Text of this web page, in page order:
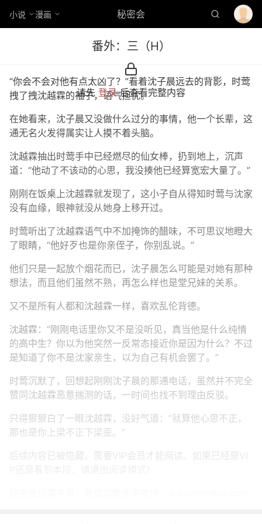
小说 漫画 秘密会
番外：三（H）
“你会不会对他有点太凶了？”看着沈子晨远去的背影，时莺
拽了拽沈越霖的袖子，语气担忧。
在她看来，沈子晨又没做什么过分的事情，他一个长辈，这
通无名火发得属实让人摸不着头脑。
沈越霖抽出时莺手中已经燃尽的仙女棒，扔到地上，沉声
道：“他动了不该动的心思，我没揍他已经算宽宏大量了。”
刚刚在饭桌上沈越霖就发现了，这小子自从得知时莺与沈家
没有血缘，眼神就没从她身上移开过。
时莺听出了沈越霖语气中不加掩饰的醋味，不可思议地瞪大
了眼睛，“他好歹也是你亲侄子，你别乱说。”
他们只是一起放个烟花而已，沈子晨怎么可能是对她有那种
想法，而且他们虽然不熟，再怎么样也是堂兄妹的关系。
又不是所有人都和沈越霖一样，喜欢乱伦背德。
沈越霖：“刚刚电话里你又不是没听见，真当他是什么纯情
的高中生？你以为他突然一反常态接近你是因为什么？不过
是知道了你不是沈家亲生，以为自己有机会罢了。”
时莺沉默了，回想起刚刚沈子晨的那通电话，虽然并不完全
赞同沈越霖恶意揣测的话，一时间也找不到理由反驳。
只得狠狠白了一眼沈越霖，没好气道：“就算他心思不正，
那也是你上梁不正下梁歪。”
后续内容已被隐藏，需要VIP会员才能阅读。如果已经是VI
请先 登录后查看完整内容